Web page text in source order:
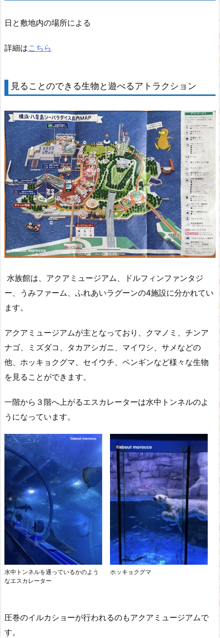
日と敷地内の場所による
詳細はこちら
見ることのできる生物と遊べるアトラクション
水族館は、アクアミュージアム、ドルフィンファンタジ
ー、うみファーム、ふれあいラグーンの4施設に分かれてい
ます。
アクアミュージアムが主となっており、クマノミ、チンア
ナゴ、ミズダコ、タカアシガニ、マイワシ、サメなどの
他、ホッキョクグマ、セイウチ、ペンギンなど様々な生物
を見ることができます。
一階から３階へ上がるエスカレーターは水中トンネルのよ
うになっています。
水中トンネルを通っているかのよう
なエスカレーター
ホッキョクグマ
圧巻のイルカショーが行われるのもアクアミュージアムで
す。